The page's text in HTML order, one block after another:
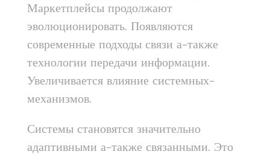
Маркетплейсы продолжают
эволюционировать. Появляются
современные подходы связи а-также
технологии передачи информации.
Увеличивается влияние системных-
механизмов.
Системы становятся значительно
адаптивными а-также связанными. Это